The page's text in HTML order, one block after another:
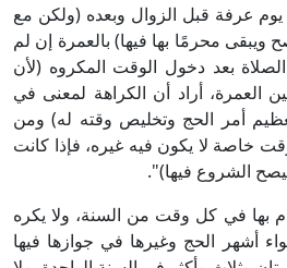
يوم عرفة قبل الزوال وبعده (ولكن مع
ويبقى محرمًا بها فيها) بالعمرة إن لم
الصلاة بعد دخول الوقت المكروه (لأن
العمرة، أراد أن الكراهة لمعنى في
أمر الحج وتخليص وقته له) ومن
خاصة لا يكون فيه غيره، فإذا كانت
الشروع فيها)".
بها في كل وقت من السنة، ولا يكره
أشهر الحج وغيرها في جوازها فيها